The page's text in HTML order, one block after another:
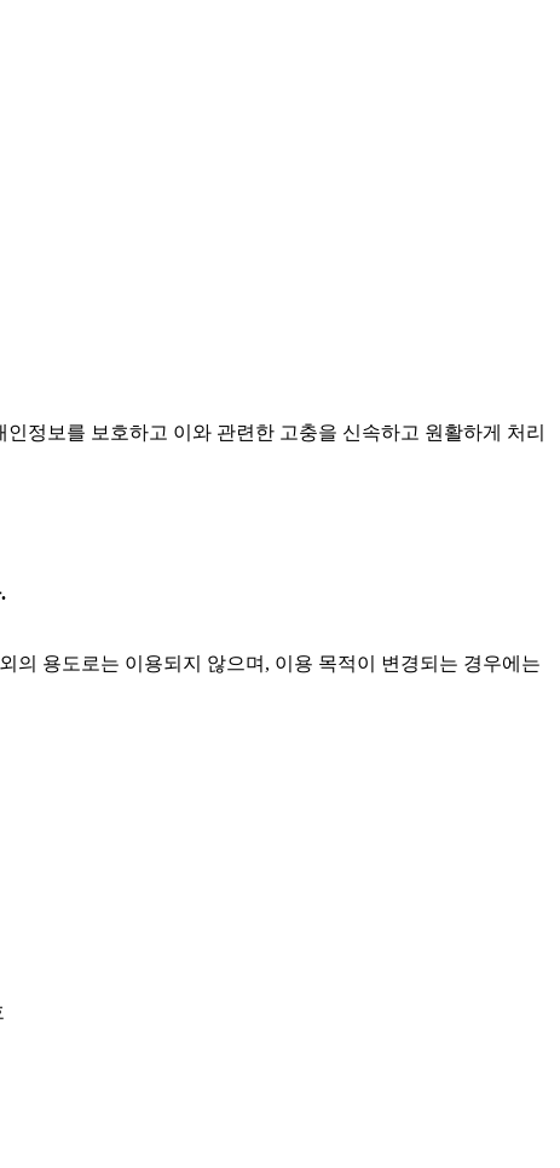
정보를 보호하고 이와 관련한 고충을 신속하고 원활하게 처리
의 용도로는 이용되지 않으며, 이용 목적이 변경되는 경우에는